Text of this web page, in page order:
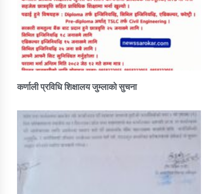
कर्णाली प्रविधि शिक्षालय जुम्लाको सुचना